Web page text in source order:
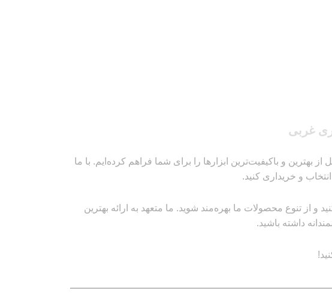
غربی
و باکیفیت‌ترین ابزارها را برای شما فراهم کرده‌ایم. با ما
و خریداری کنید.
از تنوع محصولات ما بهره‌مند شوید. ما متعهد به ارائه بهترین
داشته باشید.